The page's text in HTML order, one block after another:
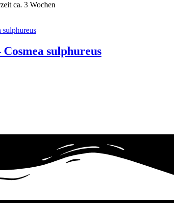
ca. 3 Wochen
Cosmea sulphureus